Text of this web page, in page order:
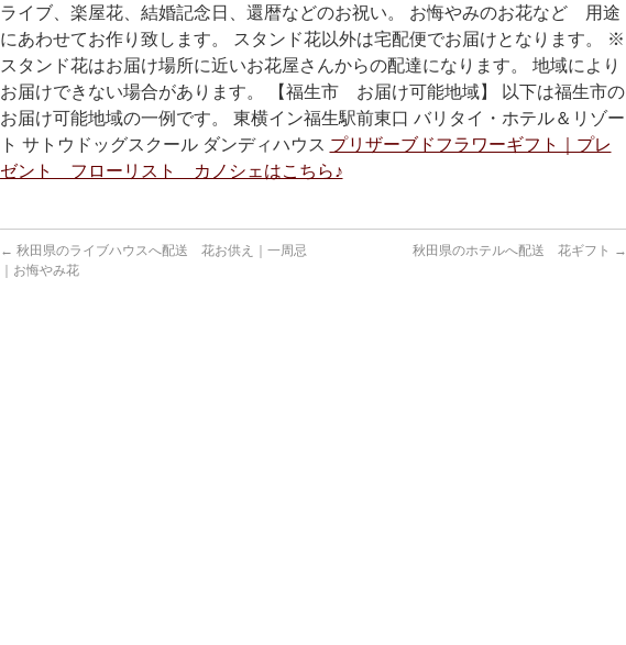
ライブ、楽屋花、結婚記念日、還暦などのお祝い。 お悔やみのお花など 用途
にあわせてお作り致します。 スタンド花以外は宅配便でお届けとなります。 ※
スタンド花はお届け場所に近いお花屋さんからの配達になります。 地域により
お届けできない場合があります。 【福生市 お届け可能地域】 以下は福生市の
お届け可能地域の一例です。 東横イン福生駅前東口 バリタイ・ホテル＆リゾー
ト サトウドッグスクール ダンディハウス プリザーブドフラワーギフト｜プレ
ゼント フローリスト カノシェはこちら♪
← 秋田県のライブハウスへ配送 花お供え｜一周忌
｜お悔やみ花
秋田県のホテルへ配送 花ギフト →